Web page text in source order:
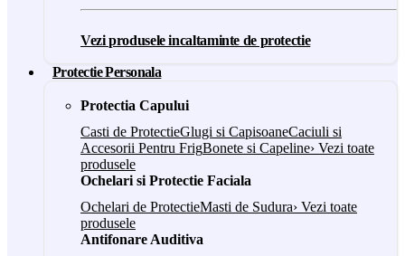
Vezi produsele incaltaminte de protectie
Protectie Personala
Protectia Capului
Casti de ProtectieGlugi si CapisoaneCaciuli si
Accesorii Pentru FrigBonete si Capeline› Vezi toate
produsele
Ochelari si Protectie Faciala
Ochelari de ProtectieMasti de Sudura› Vezi toate
produsele
Antifonare Auditiva